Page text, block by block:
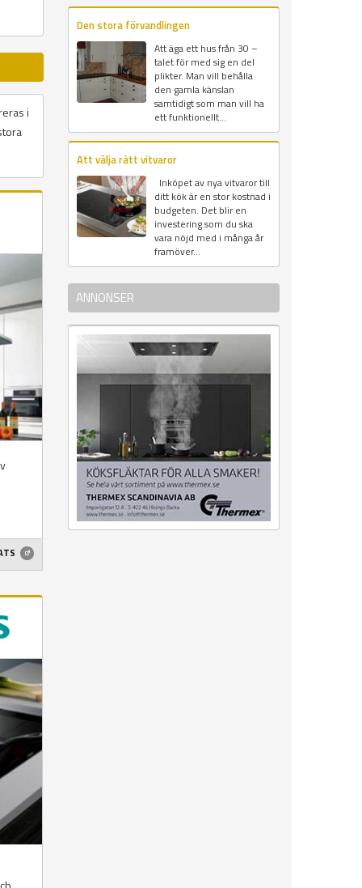
i
Den stora förvandlingen
Att äga ett hus från 30 –
talet för med sig en del
plikter. Man vill behålla
den gamla känslan
samtidigt som man vill ha
ett funktionellt...
Att välja rätt vitvaror
Inköpet av nya vitvaror till
ditt kök är en stor kostnad i
budgeten. Det blir en
investering som du ska
vara nöjd med i många år
framöver...
ANNONSER